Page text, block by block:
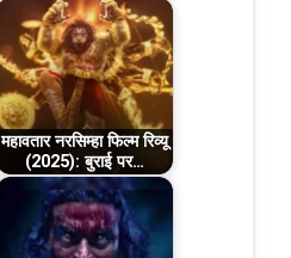
महावतार नरसिम्हा फिल्म रिव्यू
(2025): बुराई पर…